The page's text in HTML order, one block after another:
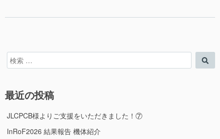
み
っ
室
の
重
表
に
っ
た
検
索
索
最近の投稿
JLCPCB様よりご支援をいただきました！⑦
InRoF2026 結果報告 機体紹介